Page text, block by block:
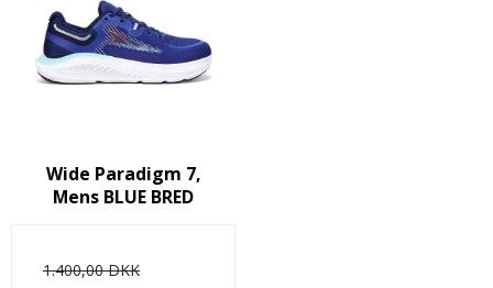
Wide Paradigm 7,
Mens BLUE BRED
1.400,00 DKK